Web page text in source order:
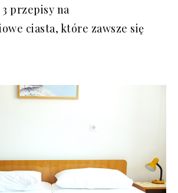
przepisy na
ciasta, które zawsze się